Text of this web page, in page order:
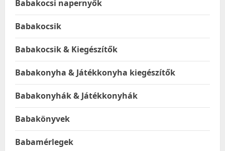
Babakocsi napernyők
Babakocsik
Babakocsik & Kiegészítők
Babakonyha & Játékkonyha kiegészítők
Babakonyhák & Játékkonyhák
Babakönyvek
Babamérlegek